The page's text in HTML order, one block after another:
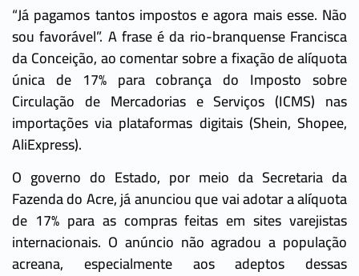
“Já pagamos tantos impostos e agora mais esse. Não
sou favorável”. A frase é da rio-branquense Francisca
da Conceição, ao comentar sobre a fixação de alíquota
única de 17% para cobrança do Imposto sobre
Circulação de Mercadorias e Serviços (ICMS) nas
importações via plataformas digitais (Shein, Shopee,
AliExpress).
O governo do Estado, por meio da Secretaria da
Fazenda do Acre, já anunciou que vai adotar a alíquota
de 17% para as compras feitas em sites varejistas
internacionais. O anúncio não agradou a população
acreana, especialmente aos adeptos dessas